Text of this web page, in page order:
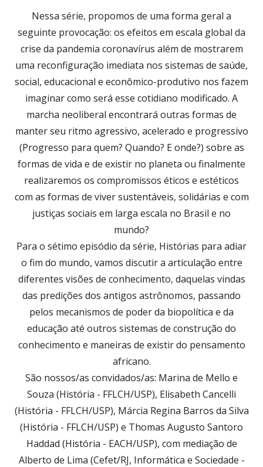
Nessa série, propomos de uma forma geral a
seguinte provocação: os efeitos em escala global da
crise da pandemia coronavírus além de mostrarem
uma reconfiguração imediata nos sistemas de saúde,
social, educacional e econômico-produtivo nos fazem
imaginar como será esse cotidiano modificado. A
marcha neoliberal encontrará outras formas de
manter seu ritmo agressivo, acelerado e progressivo
(Progresso para quem? Quando? E onde?) sobre as
formas de vida e de existir no planeta ou finalmente
realizaremos os compromissos éticos e estéticos
com as formas de viver sustentáveis, solidárias e com
justiças sociais em larga escala no Brasil e no
mundo?
Para o sétimo episódio da série, Histórias para adiar
o fim do mundo, vamos discutir a articulação entre
diferentes visões de conhecimento, daquelas vindas
das predições dos antigos astrônomos, passando
pelos mecanismos de poder da biopolítica e da
educação até outros sistemas de construção do
conhecimento e maneiras de existir do pensamento
africano.
São nossos/as convidados/as: Marina de Mello e
Souza (História - FFLCH/USP), Elisabeth Cancelli
(História - FFLCH/USP), Márcia Regina Barros da Silva
(História - FFLCH/USP) e Thomas Augusto Santoro
Haddad (História - EACH/USP), com mediação de
Alberto de Lima (Cefet/RJ, Informática e Sociedade -